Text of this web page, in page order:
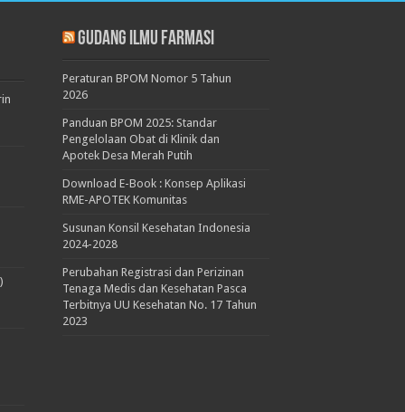
Gudang Ilmu Farmasi
Peraturan BPOM Nomor 5 Tahun
2026
Panduan BPOM 2025: Standar
Pengelolaan Obat di Klinik dan
Apotek Desa Merah Putih
Download E-Book : Konsep Aplikasi
RME-APOTEK Komunitas
Susunan Konsil Kesehatan Indonesia
2024-2028
Perubahan Registrasi dan Perizinan
Tenaga Medis dan Kesehatan Pasca
Terbitnya UU Kesehatan No. 17 Tahun
2023